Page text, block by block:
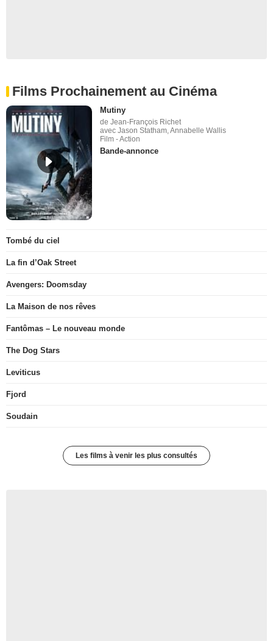
Films Prochainement au Cinéma
Mutiny
de Jean-François Richet
avec Jason Statham, Annabelle Wallis
Film - Action
Bande-annonce
Tombé du ciel
La fin d’Oak Street
Avengers: Doomsday
La Maison de nos rêves
Fantômas – Le nouveau monde
The Dog Stars
Leviticus
Fjord
Soudain
Les films à venir les plus consultés